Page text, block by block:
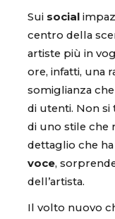
Sui social
centro della
artiste più in
ore, infatti, una
somiglianza
di utenti. Non si
di uno stile che
dettaglio che
voce,
dell’artista.
Il volto nuovo